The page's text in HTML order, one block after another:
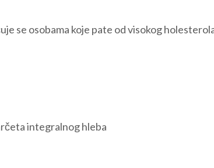
se osobama koje pate od visokog
integralnog hleba